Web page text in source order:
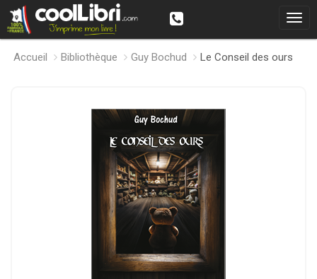
Accueil Bibliothèque Guy Bochud Le Conseil des ours